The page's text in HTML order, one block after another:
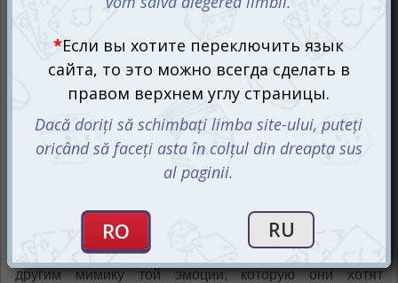
подходящая для всех, кто уже умеет распознавать
эмоции или только учится этому. В комплект входят 56
карточек с изображениями 14 различных эмоций.
Правила просты и понятны даже трёхлетним
малышам: собирайте сеты из четырёх карточек с одной
эмоцией, используя свои мимические способности.
игроками, которых может быть как минимум двое.
Просмотрите свои карточки и решите, какой набор
эмоций хотите собрать. Игроки по очереди показывают
другим мимику той эмоции, которую они хотят